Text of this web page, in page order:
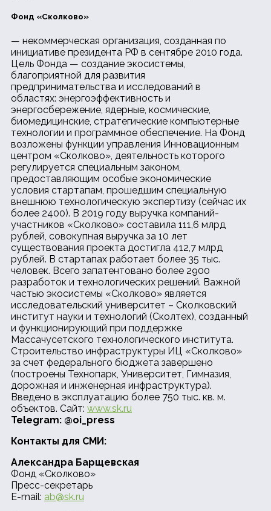
Фонд «Сколково»
— некоммерческая организация, созданная по
инициативе президента РФ в сентябре 2010 года.
Цель Фонда — создание экосистемы,
благоприятной для развития
предпринимательства и исследований в
областях: энергоэффективность и
энергосбережение, ядерные, космические,
биомедицинские, стратегические компьютерные
технологии и программное обеспечение. На Фонд
возложены функции управления Инновационным
центром «Сколково», деятельность которого
регулируется специальным законом,
предоставляющим особые экономические
условия стартапам, прошедшим специальную
внешнюю технологическую экспертизу (сейчас их
более 2400). В 2019 году выручка компаний-
участников «Сколково» составила 111,6 млрд
рублей, совокупная выручка за 10 лет
существования проекта достигла 412,7 млрд
рублей. В стартапах работает более 35 тыс.
человек. Всего запатентовано более 2900
разработок и технологических решений. Важной
частью экосистемы «Сколково» является
исследовательский университет – Сколковский
институт науки и технологий (Сколтех), созданный
и функционирующий при поддержке
Массачусетского технологического института.
Строительство инфраструктуры ИЦ «Сколково»
за счет федерального бюджета завершено
(построены Технопарк, Университет, Гимназия,
дорожная и инженерная инфраструктура).
Введено в эксплуатацию более 750 тыс. кв. м.
объектов. Сайт: www.sk.ru
Telegram: @oi_press
Контакты для СМИ:
Александра Барщевская
Фонд «Сколково»
Пресс-секретарь
E-mail: ab@sk.ru